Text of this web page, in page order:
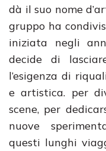
dà il suo nome
gruppo ha
iniziata negli
decide di
l’esigenza di
e artistica. per
scene, per
nuove
questi lunghi